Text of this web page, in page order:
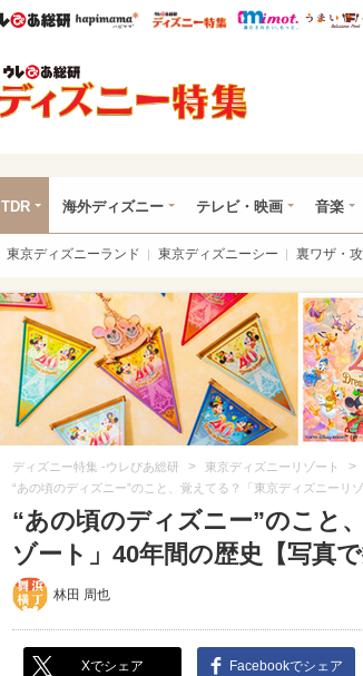
ウレぴあ総研ハピママ* ウレぴあ総研 デ
mimot.
TDR 海外ディズニー テレビ・映画 音楽
東京ディズニーランド 東京ディズニーシー 裏ワザ・
ディズニー特集 -ウレぴあ総研 > 東京ディズニーリゾート >
“あの頃のディズニー”のこと、覚えてる？「東京ディズニーリ
“あの頃のディズニー”のこと
ゾート」40年間の歴史【写真
林田 周也
Xでシェア Facebookでシェア